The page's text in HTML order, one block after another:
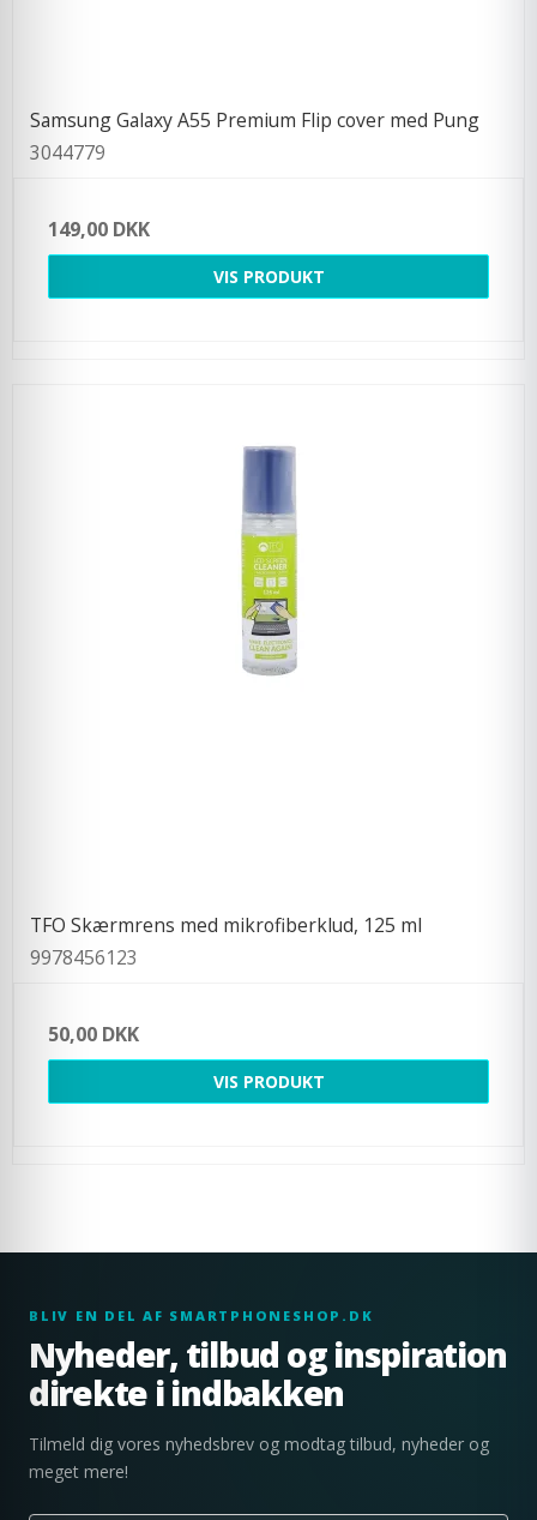
Samsung Galaxy A55 Premium Flip cover med Pung
3044779
149,00 DKK
VIS PRODUKT
TFO Skærmrens med mikrofiberklud, 125 ml
9978456123
50,00 DKK
VIS PRODUKT
BLIV EN DEL AF SMARTPHONESHOP.DK
Nyheder, tilbud og inspiration
direkte i indbakken
Tilmeld dig vores nyhedsbrev og modtag tilbud, nyheder og
meget mere!